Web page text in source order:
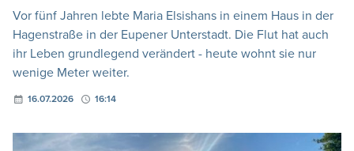
Vor fünf Jahren lebte Maria Elsishans in einem Haus in der
Hagenstraße in der Eupener Unterstadt. Die Flut hat auch
ihr Leben grundlegend verändert - heute wohnt sie nur
wenige Meter weiter.
16.07.2026 16:14